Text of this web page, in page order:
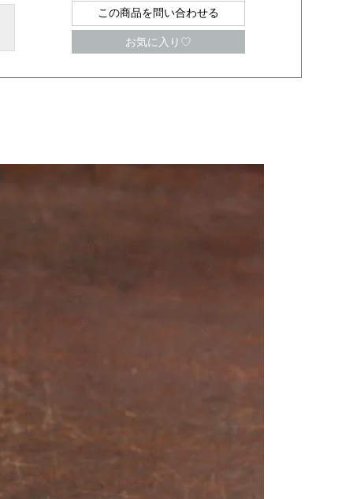
この商品を問い合わせる
お気に入り♡